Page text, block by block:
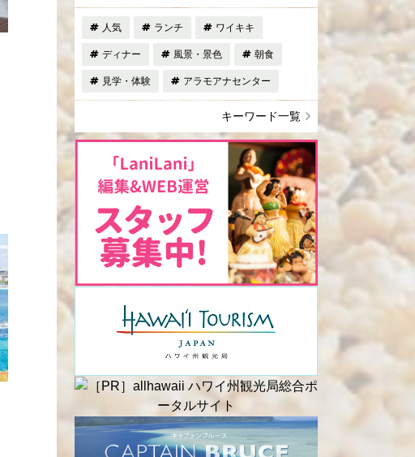
人気 ランチ ワイキキ
ディナー 風景・景色 朝食
見学・体験 アラモアナセンター
キーワード一覧